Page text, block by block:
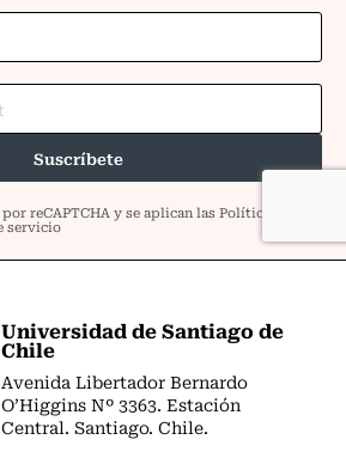
Universidad de Santiago de
Chile
Avenida Libertador Bernardo
O’Higgins Nº 3363. Estación
Central. Santiago. Chile.